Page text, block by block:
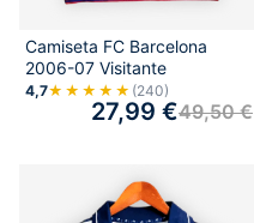
Camiseta FC Barcelona
2006-07 Visitante
4,7★★★★★ (240)
49,50€
27,99 €